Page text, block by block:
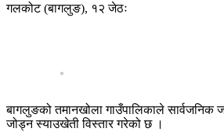
गलकोट (बागलुङ), १२ जेठः
बागलुङको तमानखोला गाउँपालिकाले
जोड्न स्याउखेती विस्तार गरेको छ ।